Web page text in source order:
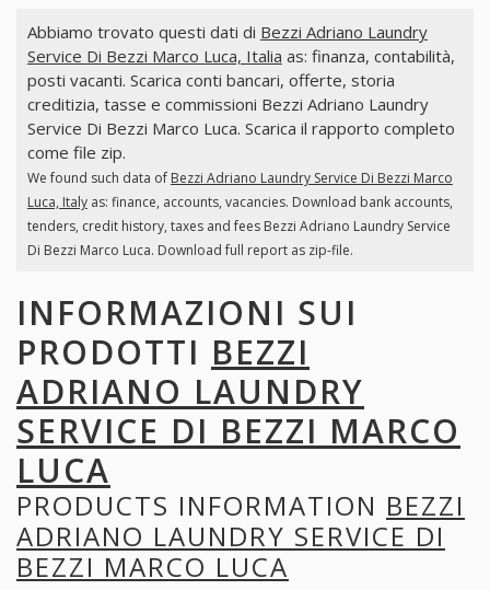
Abbiamo trovato questi dati di Bezzi Adriano Laundry
Service Di Bezzi Marco Luca, Italia as: finanza, contabilità,
posti vacanti. Scarica conti bancari, offerte, storia
creditizia, tasse e commissioni Bezzi Adriano Laundry
Service Di Bezzi Marco Luca. Scarica il rapporto completo
come file zip.
We found such data of Bezzi Adriano Laundry Service Di Bezzi Marco
Luca, Italyas: finance, accounts, vacancies. Download bank accounts,
tenders, credit history, taxes and fees Bezzi Adriano Laundry Service
Di Bezzi Marco Luca. Download full report as zip-file.
INFORMAZIONI SUI
PRODOTTI BEZZI
ADRIANO LAUNDRY
SERVICE DI BEZZI MARCO
LUCA
PRODUCTS INFORMATION BEZZI
ADRIANO LAUNDRY SERVICE DI
BEZZI MARCO LUCA